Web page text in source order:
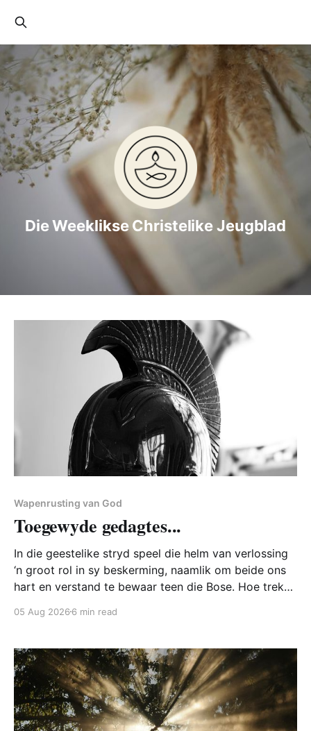
Die Weeklikse Christelike Jeugblad
Wapenrusting van God
Toegewyde gedagtes...
In die geestelike stryd speel die helm van verlossing
‘n groot rol in sy beskerming, naamlik om beide ons
hart en verstand te bewaar teen die Bose. Hoe trek
05 Aug 2026 6 min read